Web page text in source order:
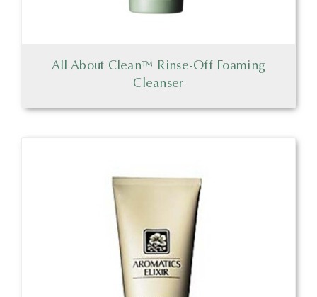
All About Clean™ Rinse-Off Foaming
Cleanser